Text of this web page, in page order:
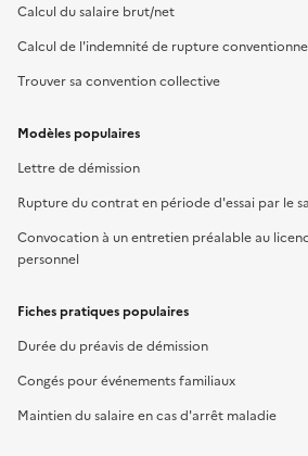
Calcul du salaire brut/net
Calcul de l'indemnité de rupture
Trouver sa convention collective
Modèles populaires
Lettre de démission
Rupture du contrat en période d'essai par le
Convocation à un entretien préalable au
personnel
Fiches pratiques populaires
Durée du préavis de démission
Congés pour événements familiaux
Maintien du salaire en cas d'arrêt maladie